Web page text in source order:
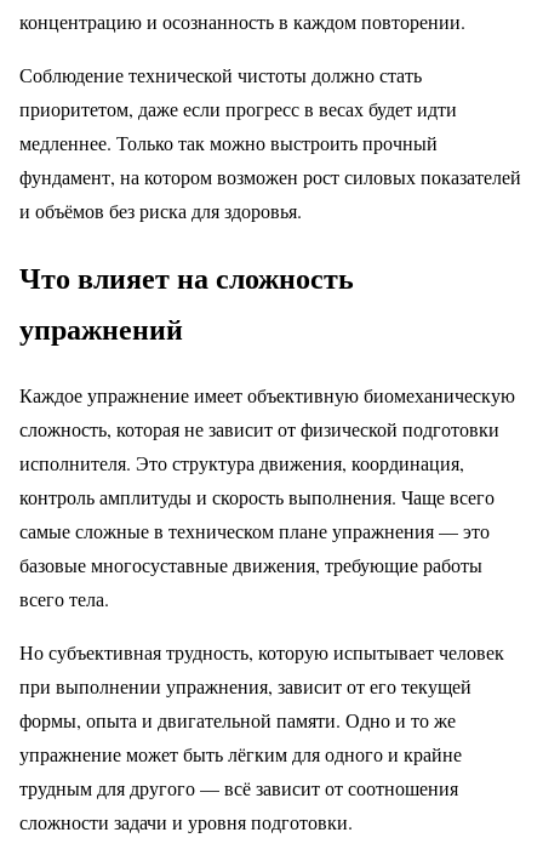
концентрацию и осознанность в каждом повторении.
Соблюдение технической чистоты должно стать
приоритетом, даже если прогресс в весах будет идти
медленнее. Только так можно выстроить прочный
фундамент, на котором возможен рост силовых показателей
и объёмов без риска для здоровья.
Что влияет на сложность
упражнений
Каждое упражнение имеет объективную биомеханическую
сложность, которая не зависит от физической подготовки
исполнителя. Это структура движения, координация,
контроль амплитуды и скорость выполнения. Чаще всего
самые сложные в техническом плане упражнения — это
базовые многосуставные движения, требующие работы
всего тела.
Но субъективная трудность, которую испытывает человек
при выполнении упражнения, зависит от его текущей
формы, опыта и двигательной памяти. Одно и то же
упражнение может быть лёгким для одного и крайне
трудным для другого — всё зависит от соотношения
сложности задачи и уровня подготовки.